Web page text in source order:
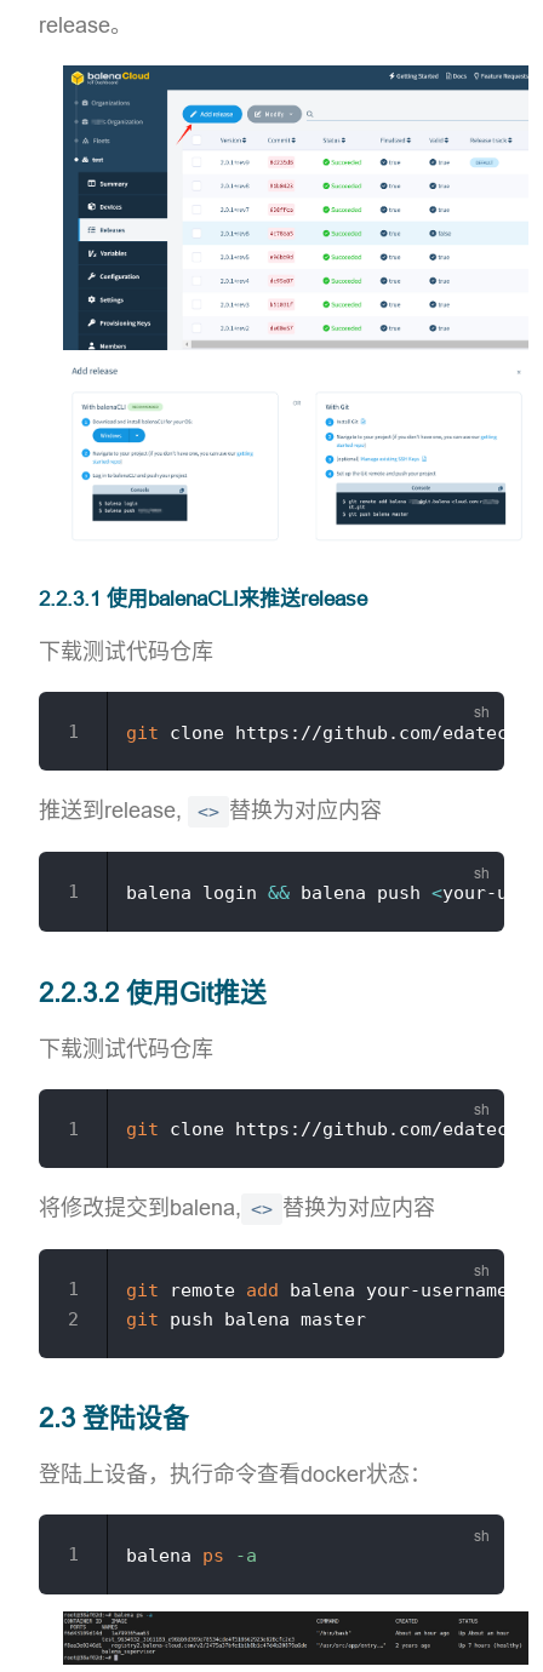
release。
2.2.3.1 使用balenaCLI来推送release
下载测试代码仓库
git
推送到release, <> 替换为对应内容
balena login && balena push <your-
2.2.3.2 使用Git推送
下载测试代码仓库
git
将修改提交到balena, <> 替换为对应内容
git remote add balena your-
git
2.3 登陆设备
登陆上设备，执行命令查看docker状态：
balena ps -a